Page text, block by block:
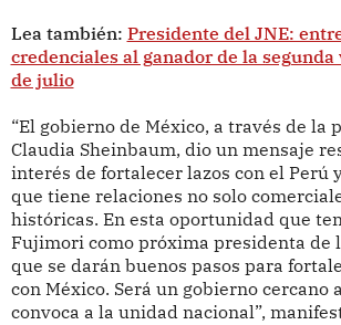
Lea también: Presidente del JNE:
credenciales al ganador de la
de julio
“El gobierno de México, a través de la
Claudia Sheinbaum, dio un mensaje
interés de fortalecer lazos con el Perú
que tiene relaciones no solo
históricas. En esta oportunidad que
Fujimori como próxima presidenta de
que se darán buenos pasos para
con México. Será un gobierno cercano
convoca a la unidad nacional”,